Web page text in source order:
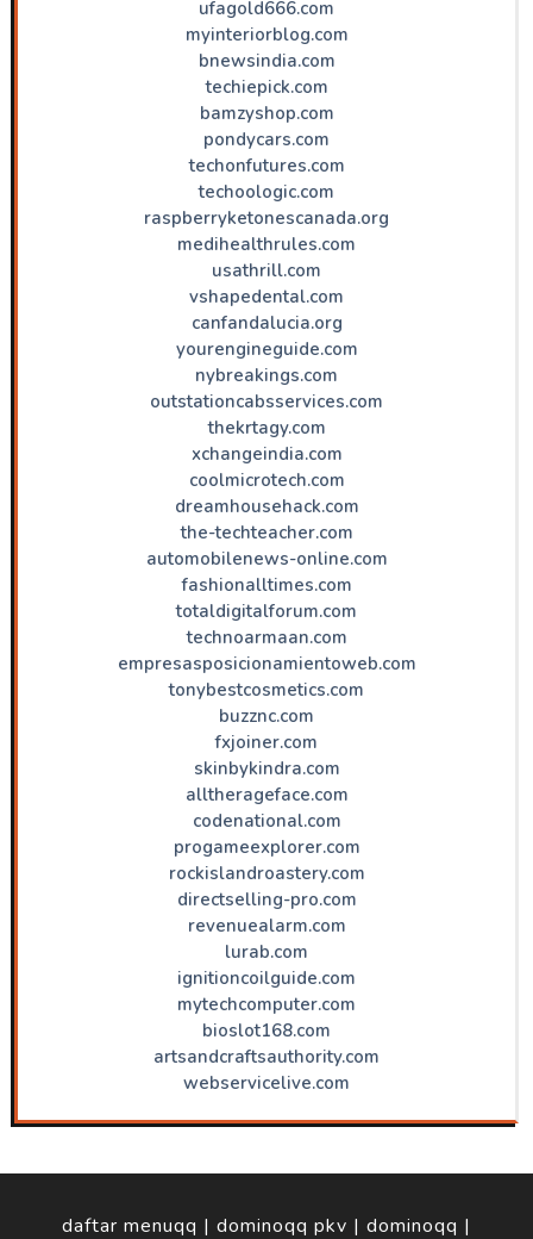
ufagold666.com
myinteriorblog.com
bnewsindia.com
techiepick.com
bamzyshop.com
pondycars.com
techonfutures.com
techoologic.com
raspberryketonescanada.org
medihealthrules.com
usathrill.com
vshapedental.com
canfandalucia.org
yourengineguide.com
nybreakings.com
outstationcabsservices.com
thekrtagy.com
xchangeindia.com
coolmicrotech.com
dreamhousehack.com
the-techteacher.com
automobilenews-online.com
fashionalltimes.com
totaldigitalforum.com
technoarmaan.com
empresasposicionamientoweb.com
tonybestcosmetics.com
buzznc.com
fxjoiner.com
skinbykindra.com
alltherageface.com
codenational.com
progameexplorer.com
rockislandroastery.com
directselling-pro.com
revenuealarm.com
lurab.com
ignitioncoilguide.com
mytechcomputer.com
bioslot168.com
artsandcraftsauthority.com
webservicelive.com
daftar menuqq | dominoqq pkv | dominoqq |